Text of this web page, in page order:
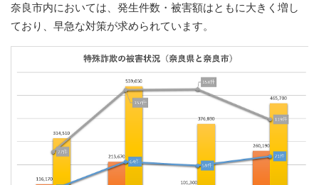
奈良市内においては、発生件数・被害額はともに大きく増し
ており、早急な対策が求められています。